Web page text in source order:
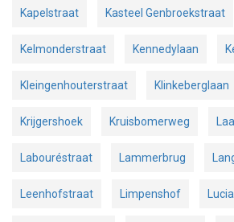
Kapelstraat Kasteel Genbroekstraat
Kelmonderstraat Kennedylaan
Kleingenhouterstraat Klinkeberglaan
Krijgershoek Kruisbomerweg
Labouréstraat Lammerbrug
Leenhofstraat Limpenshof